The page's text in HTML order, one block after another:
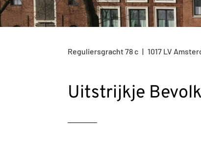
Reguliersgracht78 c 1017 LV
Uitstrijkje